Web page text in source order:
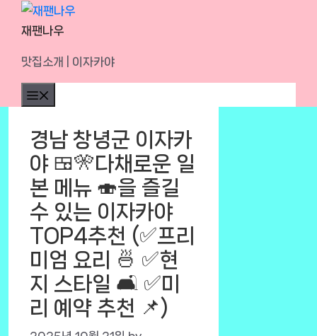
Skip
재팬나우
맛집소개 | 이자카야
경남 창녕군 이자카
야 🍱🎌다채로운 일
본 메뉴 🍣을 즐길
수 있는 이자카야
TOP4추천 (✅프리
미엄 요리 🍜 ✅현
지 스타일 🛋️ ✅미
리 예약 추천 📌)